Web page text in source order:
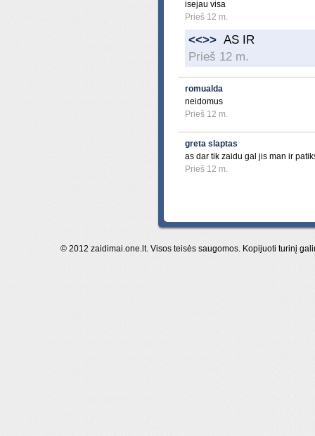
isejau visa
Prieš 12 m.
<<>> AS IR
Prieš 12 m.
romualda
neidomus
Prieš 12 m.
greta slaptas
as dar tik zaidu gal jis man ir
Prieš 12 m.
© 2012 zaidimai.one.lt. Visos teisės saugomos. Kopijuoti turinį